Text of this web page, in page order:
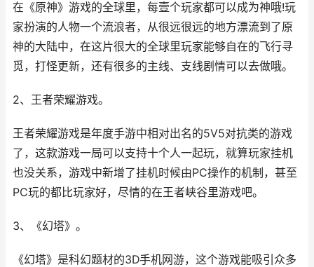
在《原神》游戏的全球里，每壹个玩家都可以成为神哦!玩
家扮演的人物一个流浪者，从很远很远的地方漂流到了原
神的大陆中，在这片很大的全球里玩家能够自在的飞行寻
觅，打怪更新，还有很多的主线、支线剧情可以去做哦。
2、王者荣耀游戏。
王者荣耀游戏是年度手游中相对出名的5V5对抗类的游戏
了，这款游戏一局可以支持十个人一起玩，就算玩家挂机
也没关系，游戏中新增了挂机时候由PC操作的机制，甚至
PC玩的都比玩家好，尽情的在王者峡谷里游戏吧。
3、《幻塔》。
《幻塔》是科幻题材的3D手机网游，这个游戏能吸引众多